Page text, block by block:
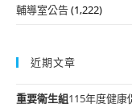
輔導室公告(1,222)
近期文章
重要衛生組115年度健康